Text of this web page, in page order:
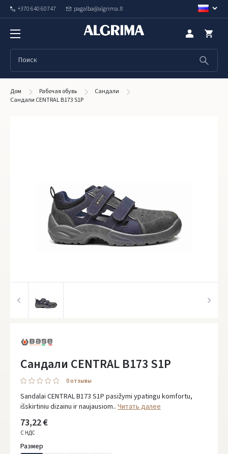
+370 640 60747 pagalba@algrima.lt
Дом Рабочая обувь
Сандали
Сандали CENTRAL B173 S1P
Сандали CENTRAL B173 S1P
0 oтзывы
Sandalai CENTRAL B173 S1P pasižymi ypatingu komfortu,
išskirtiniu dizainu ir naujausiom.. Читать далее
73,22 €
С НДС
Размер